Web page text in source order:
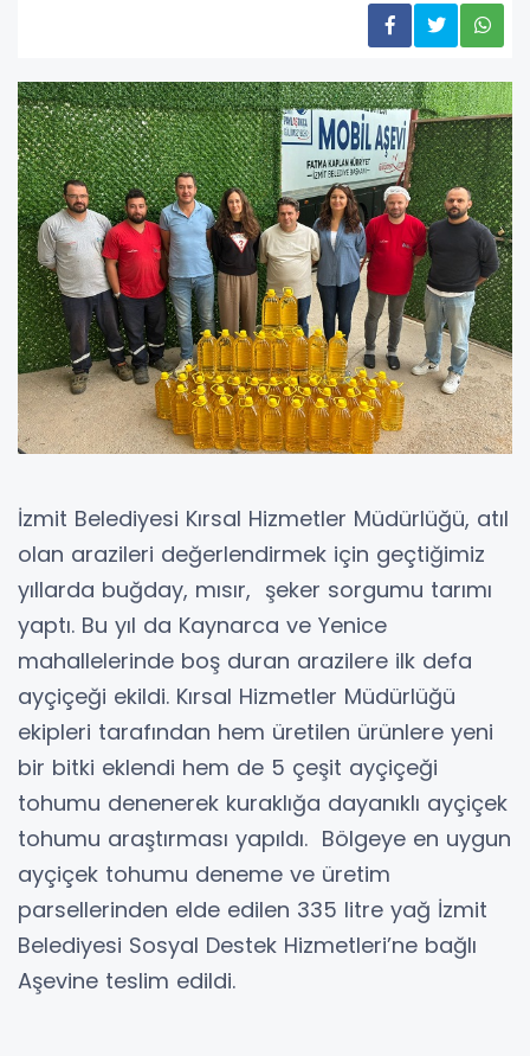
İzmit Belediyesi Kırsal Hizmetler Müdürlüğü, atıl
olan arazileri değerlendirmek için geçtiğimiz
yıllarda buğday, mısır, şeker sorgumu tarımı
yaptı. Bu yıl da Kaynarca ve Yenice
mahallelerinde boş duran arazilere ilk defa
ayçiçeği ekildi. Kırsal Hizmetler Müdürlüğü
ekipleri tarafından hem üretilen ürünlere yeni
bir bitki eklendi hem de 5 çeşit ayçiçeği
tohumu denenerek kuraklığa dayanıklı ayçiçek
tohumu araştırması yapıldı. Bölgeye en uygun
ayçiçek tohumu deneme ve üretim
parsellerinden elde edilen 335 litre yağ İzmit
Belediyesi Sosyal Destek Hizmetleri’ne bağlı
Aşevine teslim edildi.